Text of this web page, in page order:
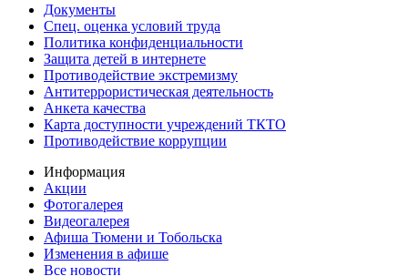
Документы
Спец. оценка условий труда
Политика конфиденциальности
Защита детей в интернете
Противодействие экстремизму
Антитеррористическая деятельность
Анкета качества
Карта доступности учреждений ТКТО
Противодействие коррупции
Информация
Акции
Фотогалерея
Видеогалерея
Афиша Тюмени и Тобольска
Изменения в афише
Все новости